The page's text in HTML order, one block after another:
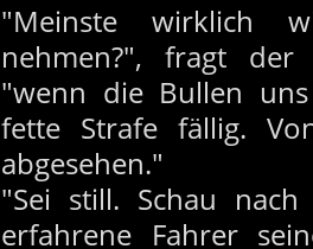
"Meinste wirklich
nehmen?", fragt der
"wenn die Bullen
fette Strafe fällig.
abgesehen."
"Sei still. Schau
erfahrene Fahrer